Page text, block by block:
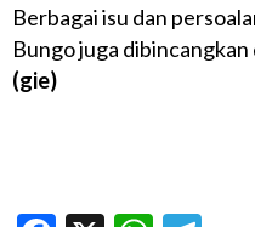
Berbagai isu dan
Bungo juga
(gie)